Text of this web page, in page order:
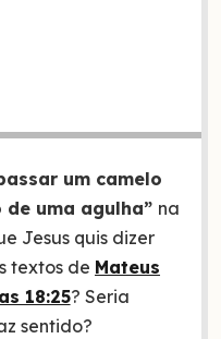
um camelo
uma agulha” na
Jesus quis dizer
textos de Mateus
18:25? Seria
sentido?